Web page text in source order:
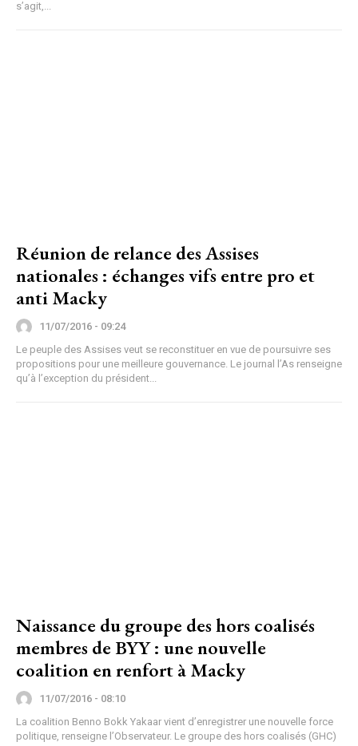
s’agit,...
Réunion de relance des Assises
nationales : échanges vifs entre pro et
anti Macky
11/07/2016 - 09:24
Le peuple des Assises veut se reconstituer en vue de poursuivre ses
propositions pour une meilleure gouvernance. Le journal l’As renseigne
qu’à l’exception du président...
Naissance du groupe des hors coalisés
membres de BYY : une nouvelle
coalition en renfort à Macky
11/07/2016 - 08:10
La coalition Benno Bokk Yakaar vient d’enregistrer une nouvelle force
politique, renseigne l’Observateur. Le groupe des hors coalisés (GHC)